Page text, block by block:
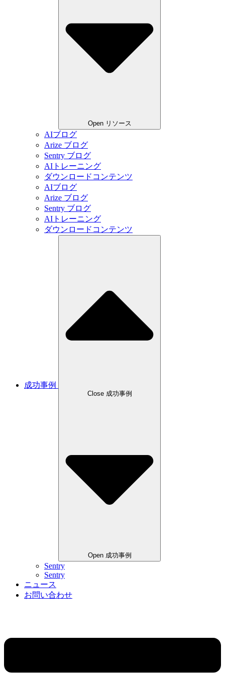
Open リソース
AIブログ
Arize ブログ
Sentry ブログ
AIトレーニング
ダウンロードコンテンツ
AIブログ
Arize ブログ
Sentry ブログ
AIトレーニング
ダウンロードコンテンツ
成功事例
Close 成功事例
Open 成功事例
Sentry
Sentry
ニュース
お問い合わせ